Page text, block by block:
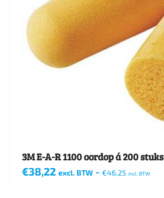
3M E-A-R 1100 oordop á 200 stuks
€38,22 excl. BTW - €46,25 incl. BTW